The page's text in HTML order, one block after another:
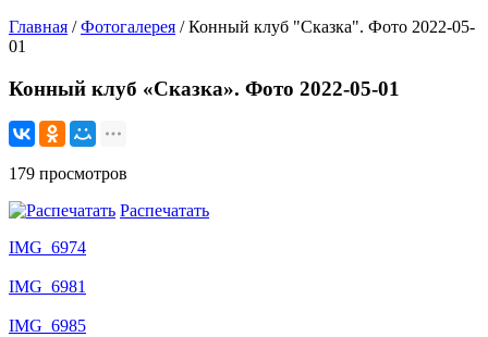
Главная /Фотогалерея / Конный клуб "Сказка". Фото 2022-05-
01
Конный клуб «Сказка». Фото 2022-05-01
179 просмотров
Распечатать
IMG_6974
IMG_6981
IMG_6985